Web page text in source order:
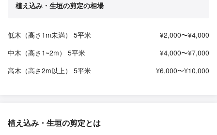
植え込み・生垣の剪定の相場
低木（高さ1m未満） 5平米
¥2,000〜¥4,000
中木（高さ1~2m） 5平米
¥4,000〜¥7,000
高木（高さ2m以上） 5平米
¥6,000〜¥10,000
植え込み・生垣の剪定とは